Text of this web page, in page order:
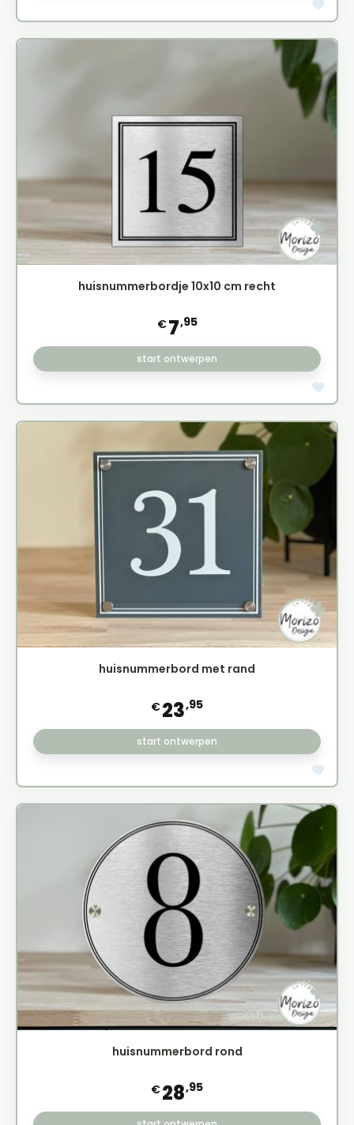
huisnummerbordje 10x10 cm recht
€7,95
start ontwerpen
huisnummerbord met rand
€23,95
start ontwerpen
huisnummerbord rond
€28,95